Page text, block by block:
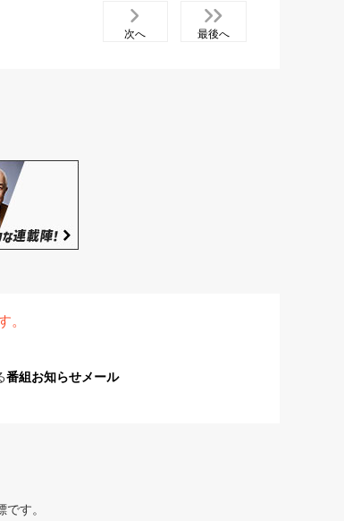
次へ 最後へ
。
番組お知らせメール
す。